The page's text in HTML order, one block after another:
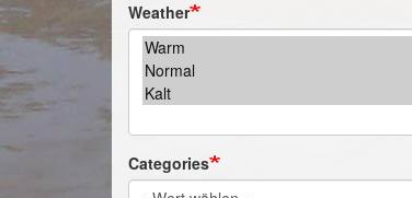
Weather
Categories